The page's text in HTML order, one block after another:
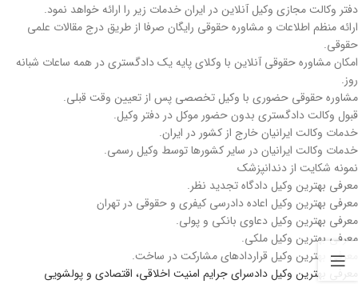
دفتر وکالت مجازی وکیل آنلاین در ایران خدمات زیر را ارائه خواهد نمود.
ارائه منظم اطلاعات و مشاوره حقوقی رایگان صرفا از طریق درج مقالات علمی
حقوقی.
امکان مشاوره حقوقی آنلاین با وکلای پایه یک دادگستری در همه ساعات شبانه
روز.
مشاوره حقوقی حضوری با وکیل تخصصی پس از تعیین وقت قبلی.
قبول وکالت دادگستری بدون حضور موکل در دفتر وکیل.
خدمات وکالت ایرانیان خارج از کشور در ایران.
خدمات وکالت ایرانیان در سایر کشورها توسط وکیل رسمی.
نمونه شکایت از دندانپزشک
معرفی بهترین وکیل دادگاه تجدید نظر.
معرفی بهترین وکیل اعاده دادرسی کیفری و حقوقی در تهران
معرفی بهترین وکیل دعاوی بانکی و پولی.
معرفی بهترین وکیل ملکی.
معرفی بهترین وکیل قراردادهای مشارکت در ساخت.
معرفی بهترین وکیل دادسرای جرایم امنیت اخلاقی، اقتصادی و پولشویی